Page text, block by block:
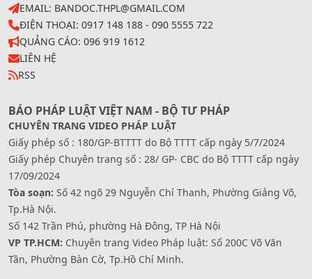
EMAIL: BANDOC.THPL@GMAIL.COM
ĐIỆN THOẠI: 0917 148 188 - 090 5555 722
QUẢNG CÁO: 096 919 1612
LIÊN HỆ
RSS
BÁO PHÁP LUẬT VIỆT NAM - BỘ TƯ PHÁP
CHUYÊN TRANG VIDEO PHÁP LUẬT
Giấy phép số : 180/GP-BTTTT do Bộ TTTT cấp ngày 5/7/2024
Giấy phép Chuyên trang số : 28/ GP- CBC do Bộ TTTT cấp ngày
17/09/2024
Tòa soạn: Số 42 ngõ 29 Nguyễn Chí Thanh, Phường Giảng Võ,
Tp.Hà Nội.
Số 142 Trần Phú, phường Hà Đông, TP Hà Nội
VP TP.HCM: Chuyên trang Video Pháp luật: Số 200C Võ Văn
Tần, Phường Bàn Cờ, Tp.Hồ Chí Minh.